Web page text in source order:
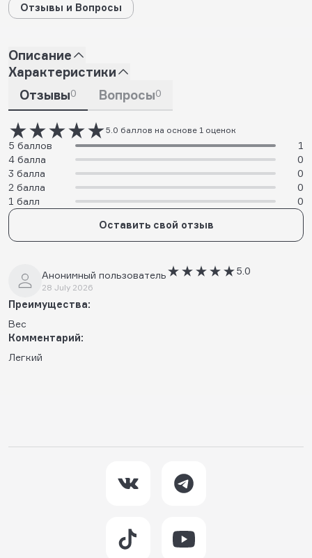
Отзывы и Вопросы
Описание
Характеристики
Отзывы0 Вопросы0
5.0 баллов на основе 1 оценок
5 баллов
1
4 балла
0
3 балла
0
2 балла
0
1 балл
0
Оставить свой отзыв
Анонимный пользователь
28 July 2026
5.0
Преимущества:
Вес
Комментарий:
Легкий